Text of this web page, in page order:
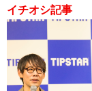
イチオシ記事